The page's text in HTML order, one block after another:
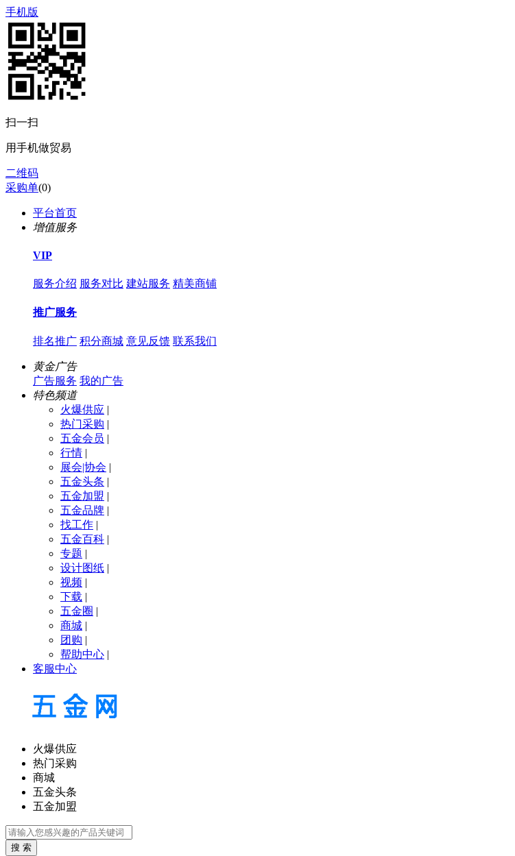
手机版
扫一扫
用手机做贸易
二维码
采购单(0)
平台首页
增值服务
VIP
服务介绍 服务对比 建站服务 精美商铺
推广服务
排名推广 积分商城 意见反馈 联系我们
黄金广告
广告服务 我的广告
特色频道
火爆供应 |
热门采购 |
五金会员 |
行情 |
展会|协会 |
五金头条 |
五金加盟 |
五金品牌 |
找工作 |
五金百科 |
专题 |
设计图纸 |
视频 |
下载 |
五金圈 |
商城 |
团购 |
帮助中心 |
客服中心
火爆供应
热门采购
商城
五金头条
五金加盟
搜 索